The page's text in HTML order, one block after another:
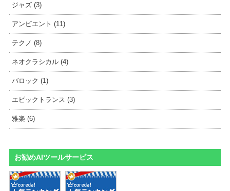
ジャズ (3)
アンビエント (11)
テクノ (8)
ネオクラシカル (4)
バロック (1)
エピックトランス (3)
雅楽 (6)
お勧めAIツールサービス